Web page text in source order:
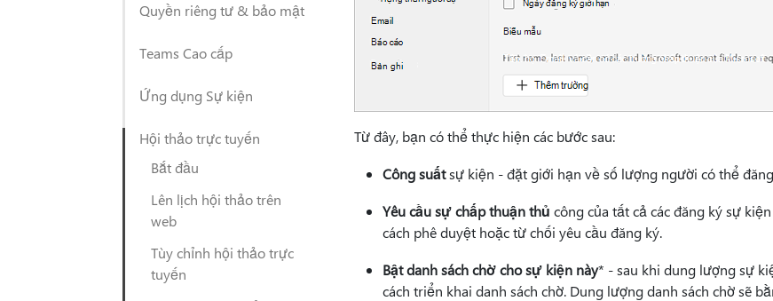
Quyền riêng tư & bảo mật
Teams Cao cấp
Ứng dụng Sự kiện
Hội thảo trực tuyến
Bắt đầu
Lên lịch hội thảo trên
web
Tùy chỉnh hội thảo trực
tuyến
Từ đây, bạn có thể thực hiện các bước sau:
Công suấtsự kiện - đặt giới hạn về số lượng người có thể
Yêu cầu sự chấp thuận thủ công của tất cả các đăng ký sự
cách phê duyệt hoặc từ chối yêu cầu đăng ký.
Bật danh sách chờ cho sự kiện này* - sau khi dung lượng sự
cách triển khai danh sách chờ. Dung lượng danh sách chờ sẽ